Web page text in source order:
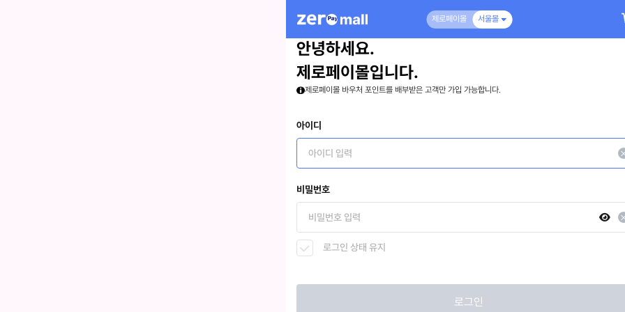
제로페이몰 서울몰
안녕하세요.
제로페이몰입니다.
제로페이몰 바우처 포인트를 배부받은 고객만 가입 가능합니다.
아이디
비밀번호
로그인 상태 유지
로그인